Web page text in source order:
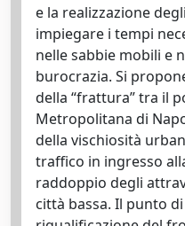
e la realizzazione
impiegare i tempi
nelle sabbie mobili e
burocrazia. Si
della “frattura” tra il
Metropolitana di
della vischiosità
traffico in ingresso
raddoppio degli
città bassa. Il punto